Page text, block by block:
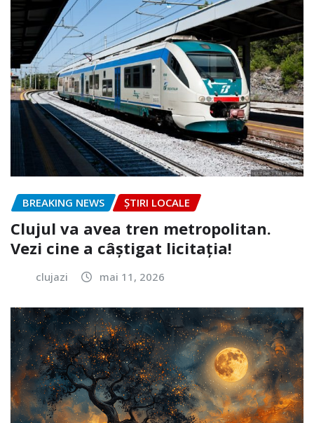
BREAKING NEWS ȘTIRI LOCALE
Clujul va avea tren metropolitan.
Vezi cine a câștigat licitația!
clujazi mai 11, 2026